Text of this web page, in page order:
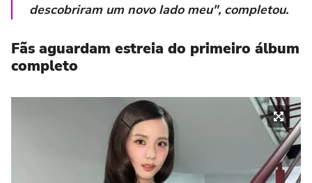
descobriram um novo lado meu", completou.
Fãs aguardam estreia do primeiro álbum
completo